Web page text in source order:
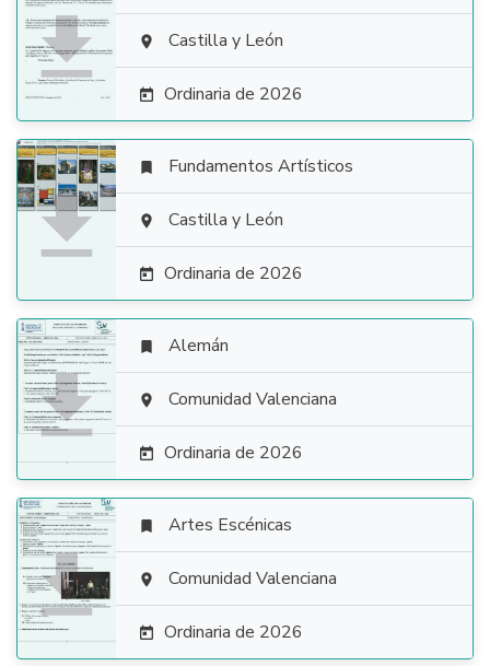
  Castilla y León
 Ordinaria de 2026

 Fundamentos Artísticos
 Castilla y León
 Ordinaria de 2026

 Alemán
 Comunidad Valenciana
 Ordinaria de 2026

 Artes Escénicas
 Comunidad Valenciana
 Ordinaria de 2026